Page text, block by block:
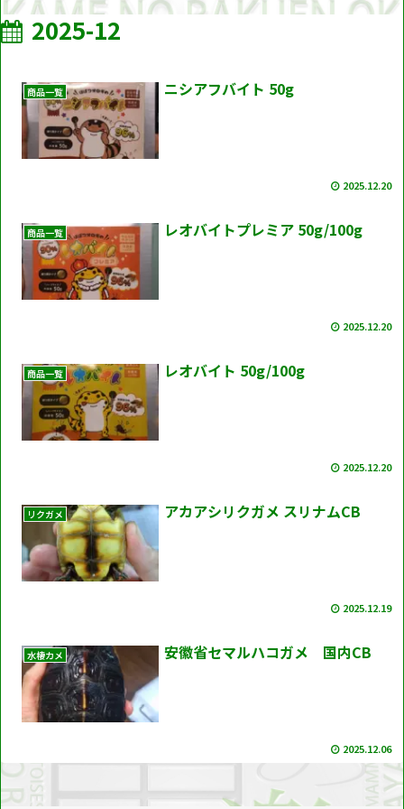
2025-12
商品一覧 ニシアフバイト 50g
2025.12.20
商品一覧 レオバイトプレミア 50g/100g
2025.12.20
商品一覧 レオバイト 50g/100g
2025.12.20
リクガメ アカアシリクガメ スリナムCB
2025.12.19
水棲カメ 安徽省セマルハコガメ 国内CB
2025.12.06